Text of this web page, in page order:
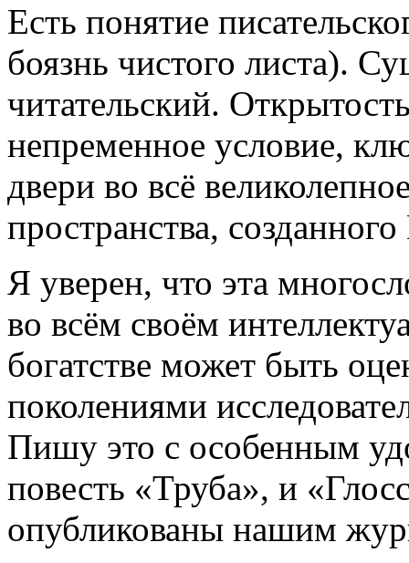
Есть понятие
боязнь чистого листа).
читательский.
непременное условие,
двери во всё
пространства,
Я уверен, что эта
во всём своём
богатстве может быть
поколениями
Пишу это с особенным
повесть «Труба», и
опубликованы нашим